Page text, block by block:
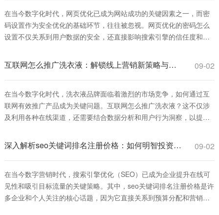
在当今数字化时代，网页优化已成为网站成功的关键因素之一，而密
码设置作为安全优化的基础环节，往往被忽视。网页优化的密码怎么
设置不仅关系到用户数据的安全，还直接影响搜索引擎的信任度和排
险，从而提升网站的整体性能和用户体验。本文将深入探讨网页优化
的密码怎么设置的最佳实践，帮助您从安全角度
互联网怎么推广洗衣液：解锁线上营销新策略与实战指南 09-02
在当今数字化时代，洗衣液品牌面临着激烈的市场竞争，如何通过互
联网有效推广产品成为关键问题。互联网怎么推广洗衣液？这不仅涉
及利用各种在线渠道，还需要结合数据分析和用户行为洞察，以提升
方法和实战技巧，帮助品牌在线上市场中脱颖而出。 首先，互联网怎
么推广洗衣液的基础是建立一个强大的线上
深入解析seo关键词排名注册价格：如何明智投资并获取高回报 09-02
在当今数字营销时代，搜索引擎优化（SEO）已成为企业提升在线可
见性和吸引目标流量的关键策略。其中，seo关键词排名注册价格是许
多企业和个人关注的核心话题，因为它直接关系到预算分配和营销效